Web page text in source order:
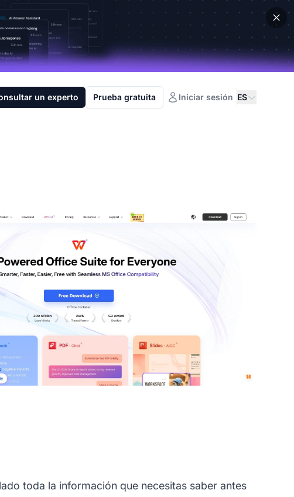
un experto Prueba gratuita Iniciar sesión ES
toda la información que necesitas saber antes